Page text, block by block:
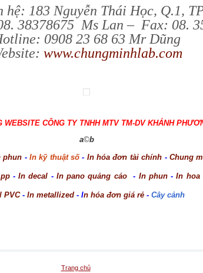
183 Nguyễn Thái Học, Q.1,
38378675 Ms Lan – Fax: 08.
0908 23 68 63 Mr Dũng
www.chungminhlab.com
WEBSITE CÔNG TY TNHH MTV TM-DV KHÁNH
a©b
phun - In kỹ thuật số- In hóa đơn tài chính - Chung
-In decal - In pano quảng cáo - In phun-In hoa
PVC- In metallized - In hóa đơn giá rẻ - Cây cảnh
Trang chủ